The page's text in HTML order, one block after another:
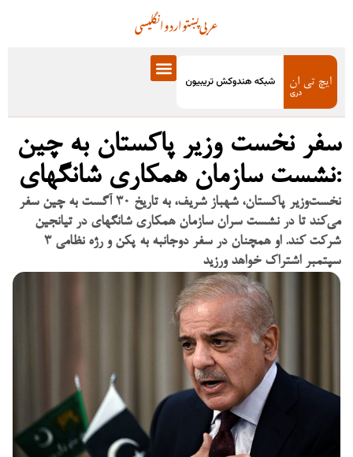
انگلیسیاردوپښتوعربی
سفر نخست‌ وزیر پاکستان به چین
:نشست سازمان همکاری شانگهای
نخست‌وزیر پاکستان، شهباز شریف، به تاریخ ۳۰ آگست به چین سفر
می‌کند تا در نشست سران سازمان همکاری شانگهای در تیانجین
شرکت کند. او همچنان در سفر دوجانبه به پکن و رژه نظامی ۳
سپتمبر اشتراک خواهد ورزید